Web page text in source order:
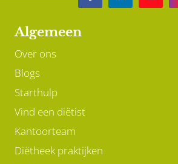
Algemeen
Over ons
Blogs
Starthulp
Vind een diëtist
Kantoorteam
Diëtheek praktijken